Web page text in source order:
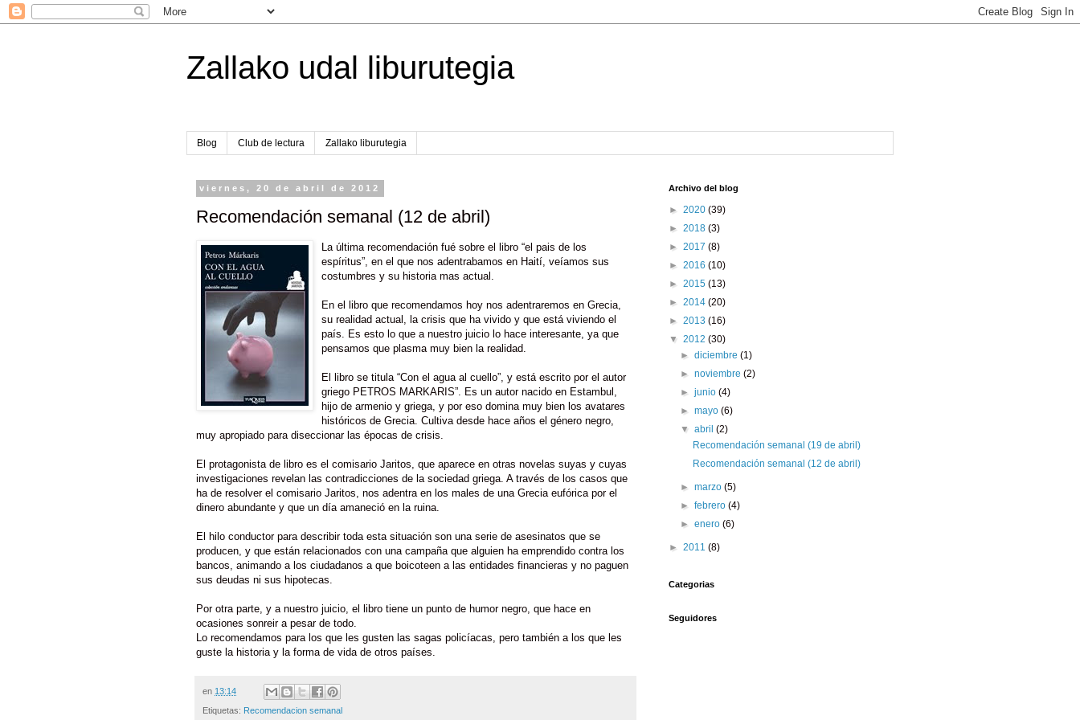
Zallako udal liburutegia
Blog Club de lectura Zallako liburutegia
viernes, 20 de abril de 2012
Recomendación semanal (12 de abril)
La última recomendación fué sobre el libro “el pais de los
espíritus”, en el que nos adentrabamos en Haití, veíamos sus
costumbres y su historia mas actual.
En el libro que recomendamos hoy nos adentraremos en Grecia,
su realidad actual, la crisis que ha vivido y que está viviendo el
país. Es esto lo que a nuestro juicio lo hace interesante, ya que
pensamos que plasma muy bien la realidad.
El libro se titula “Con el agua al cuello”, y está escrito por el autor
griego PETROS MARKARIS”. Es un autor nacido en Estambul,
hijo de armenio y griega, y por eso domina muy bien los avatares
históricos de Grecia. Cultiva desde hace años el género negro,
muy apropiado para diseccionar las épocas de crisis.
El protagonista de libro es el comisario Jaritos, que aparece en otras novelas suyas y cuyas
investigaciones revelan las contradicciones de la sociedad griega. A través de los casos que
ha de resolver el comisario Jaritos, nos adentra en los males de una Grecia eufórica por el
dinero abundante y que un día amaneció en la ruina.
El hilo conductor para describir toda esta situación son una serie de asesinatos que se
producen, y que están relacionados con una campaña que alguien ha emprendido contra los
bancos, animando a los ciudadanos a que boicoteen a las entidades financieras y no paguen
sus deudas ni sus hipotecas.
Por otra parte, y a nuestro juicio, el libro tiene un punto de humor negro, que hace en
ocasiones sonreir a pesar de todo.
Lo recomendamos para los que les gusten las sagas policíacas, pero también a los que les
guste la historia y la forma de vida de otros países.
en 13:14
Etiquetas: Recomendacion semanal
Archivo del blog
► 2020 (39)
► 2018 (3)
► 2017 (8)
► 2016 (10)
► 2015 (13)
► 2014 (20)
► 2013 (16)
▼ 2012 (30)
►diciembre(1)
►noviembre(2)
►junio(4)
►mayo(6)
▼abril(2)
Recomendación semanal (19 de abril)
Recomendación semanal (12 de abril)
►marzo(5)
►febrero(4)
►enero(6)
► 2011 (8)
Categorias
Seguidores